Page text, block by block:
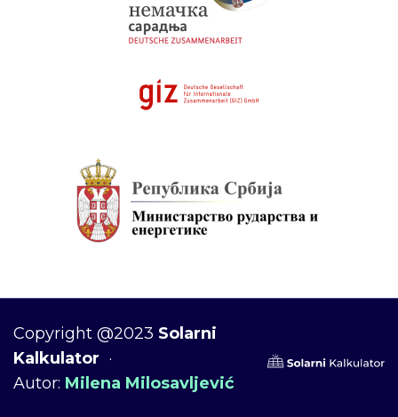
Copyright @2023 Solarni
Kalkulator ·
Autor: Milena Milosavljević